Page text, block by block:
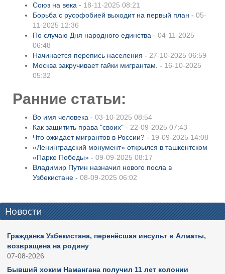
Союз на века - 18-11-2025 08:21
Борьба с русофобией выходит на первый план - 05-
11-2025 12:36
По случаю Дня народного единства - 04-11-2025
06:48
Начинается перепись населения - 27-10-2025 06:59
Москва закручивает гайки мигрантам. - 16-10-2025
05:32
Ранние статьи:
Во имя человека - 03-10-2025 08:54
Как защитить права "своих" - 22-09-2025 07:43
Что ожидает мигрантов в России? - 19-09-2025 14:08
«Ленинградский монумент» открылся в ташкентском
«Парке Победы» - 09-09-2025 08:17
Владимир Путин назначил нового посла в
Узбекистане - 08-09-2025 06:02
Новости
Гражданка Узбекистана, перенёсшая инсульт в Алматы,
возвращена на родину
07-08-2026
Бывший хоким Намангана получил 11 лет колонии